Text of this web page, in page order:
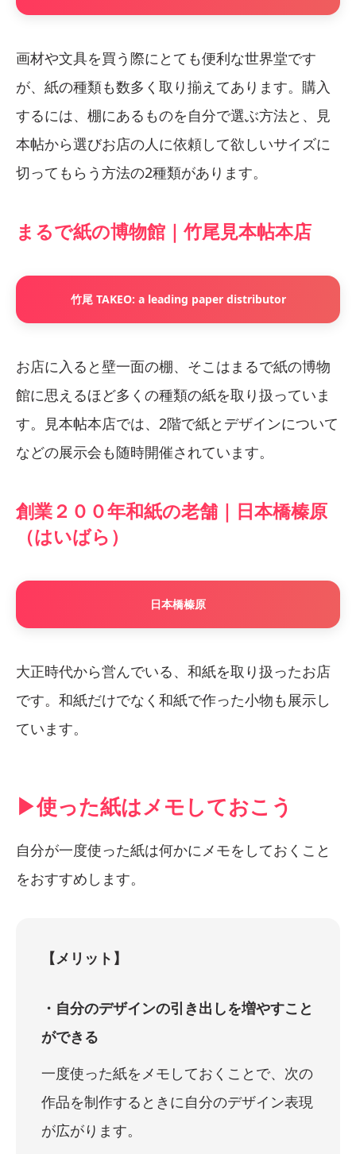
画材や文具を買う際にとても便利な世界堂です
が、紙の種類も数多く取り揃えてあります。購入
するには、棚にあるものを自分で選ぶ方法と、見
本帖から選びお店の人に依頼して欲しいサイズに
切ってもらう方法の2種類があります。
まるで紙の博物館｜竹尾見本帖本店
竹尾 TAKEO: a leading paper distributor
お店に入ると壁一面の棚、そこはまるで紙の博物
館に思えるほど多くの種類の紙を取り扱っていま
す。見本帖本店では、2階で紙とデザインについて
などの展示会も随時開催されています。
創業２００年和紙の老舗｜日本橋榛原
（はいばら）
日本橋榛原
大正時代から営んでいる、和紙を取り扱ったお店
です。和紙だけでなく和紙で作った小物も展示し
ています。
▶︎使った紙はメモしておこう
自分が一度使った紙は何かにメモをしておくこと
をおすすめします。
【メリット】
・自分のデザインの引き出しを増やすこと
ができる
一度使った紙をメモしておくことで、次の
作品を制作するときに自分のデザイン表現
が広がります。